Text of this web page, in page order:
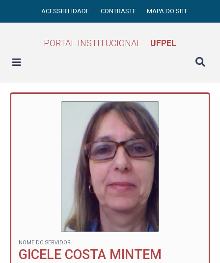
ACESSIBILIDADE CONTRASTE MAPA DO SITE
PORTAL INSTITUCIONAL UFPEL
NOME DO SERVIDOR
GICELE COSTA MINTEM